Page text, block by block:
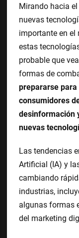
Mirando hacia
nuevas
importante en el
estas
probable que
formas de
prepararse
consumidores
desinformación
nuevas
Las tendencias
Artificial (IA) y
cambiando
industrias,
algunas formas
del marketing